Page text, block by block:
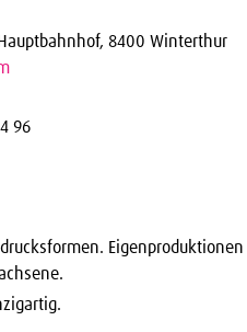
8400 Winterthur
96